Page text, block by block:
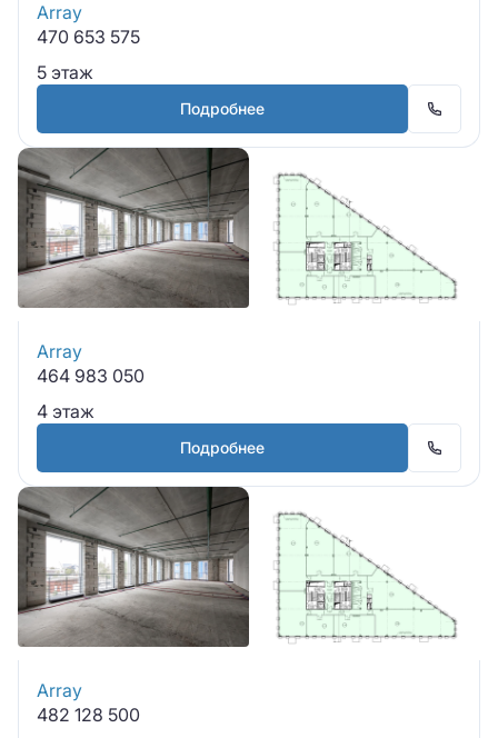
Array
470 653 575
5 этаж
Подробнее
Array
464 983 050
4 этаж
Подробнее
Array
482 128 500